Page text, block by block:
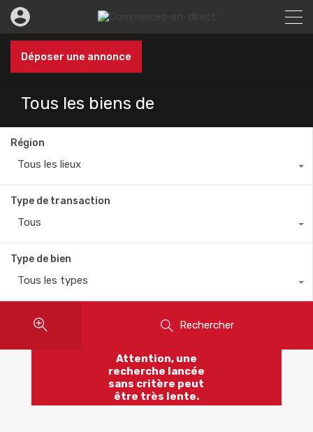
Déposer une annonce
Tous les biens de
Région
Tous les lieux
Type de transaction
Tous
Type de bien
Tous les types
Rechercher
Attention, une
recherche lancée
sans critère peut
être très lente.